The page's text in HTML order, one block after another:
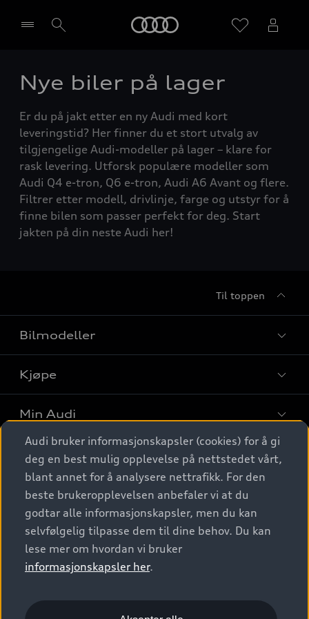
Velg forhandler
Nye biler på lager
Er du på jakt etter en ny Audi med kort
leveringstid? Her finner du et stort utvalg av
tilgjengelige Audi-modeller på lager – klare for
rask levering. Utforsk populære modeller som
Audi Q4 e-tron, Q6 e-tron, Audi A6 Avant og flere.
Filtrer etter modell, drivlinje, farge og utstyr for å
finne bilen som passer perfekt for deg. Start
jakten på din neste Audi her!
Til toppen
Bilmodeller
Finn din Audi
Sammenlign bilmodeller
Elbiler
SUV
Stasjonsvogn
Sportback
S/RS
Konseptbiler og prototyper
Kjøpe
Kjøpshjelp
Biler på lager
Finn forhandler
Bestill prøvekjøring
Kontakt forhandler
Bilgarantier
Min Audi
Behold nybilfølelsen
Audi Originalt tilbehør
Verkstedtjenester
Digitale tjenester
Audi digitale tjenester
Audi connect
Functions on demand
Kom i gang med myAudi
Audi Norge
Kundeservice
Audi Driving Experience
© 2026 AUDI NORGE. All Rights Reserved.
Audi bruker informasjonskapsler (cookies) for å gi
deg en best mulig opplevelse på nettstedet vårt,
blant annet for å analysere nettrafikk. For den
beste brukeropplevelsen anbefaler vi at du
godtar alle informasjonskapsler, men du kan
selvfølgelig tilpasse dem til dine behov. Du kan
lese mer om hvordan vi bruker
informasjonskapsler her.